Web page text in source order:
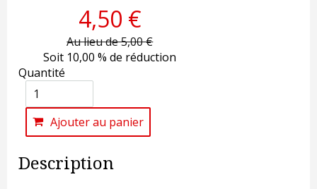
4,50 €
Au lieu de 5,00 €
Soit 10,00 % de réduction
Quantité
Ajouter au panier
Description